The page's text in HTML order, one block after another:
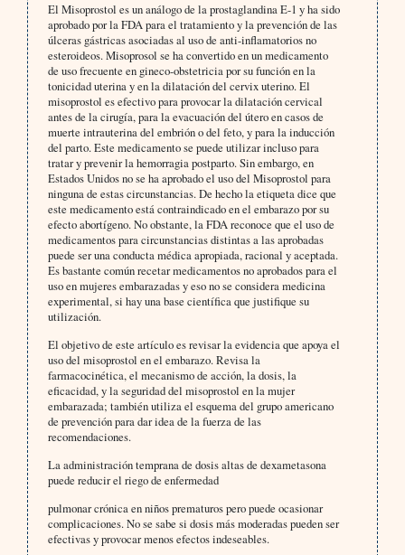
El Misoprostol es un análogo de la prostaglandina E-1 y ha sido
aprobado por la FDA para el tratamiento y la prevención de las
úlceras gástricas asociadas al uso de anti-inflamatorios no
esteroideos. Misoprosol se ha convertido en un medicamento
de uso frecuente en gineco-obstetricia por su función en la
tonicidad uterina y en la dilatación del cervix uterino. El
misoprostol es efectivo para provocar la dilatación cervical
antes de la cirugía, para la evacuación del útero en casos de
muerte intrauterina del embrión o del feto, y para la inducción
del parto. Este medicamento se puede utilizar incluso para
tratar y prevenir la hemorragia postparto. Sin embargo, en
Estados Unidos no se ha aprobado el uso del Misoprostol para
ninguna de estas circunstancias. De hecho la etiqueta dice que
este medicamento está contraindicado en el embarazo por su
efecto abortígeno. No obstante, la FDA reconoce que el uso de
medicamentos para circunstancias distintas a las aprobadas
puede ser una conducta médica apropiada, racional y aceptada.
Es bastante común recetar medicamentos no aprobados para el
uso en mujeres embarazadas y eso no se considera medicina
experimental, si hay una base científica que justifique su
utilización.
El objetivo de este artículo es revisar la evidencia que apoya el
uso del misoprostol en el embarazo. Revisa la
farmacocinética, el mecanismo de acción, la dosis, la
eficacidad, y la seguridad del misoprostol en la mujer
embarazada; también utiliza el esquema del grupo americano
de prevención para dar idea de la fuerza de las
recomendaciones.
La administración temprana de dosis altas de dexametasona
puede reducir el riego de enfermedad
pulmonar crónica en niños prematuros pero puede ocasionar
complicaciones. No se sabe si dosis más moderadas pueden ser
efectivas y provocar menos efectos indeseables.